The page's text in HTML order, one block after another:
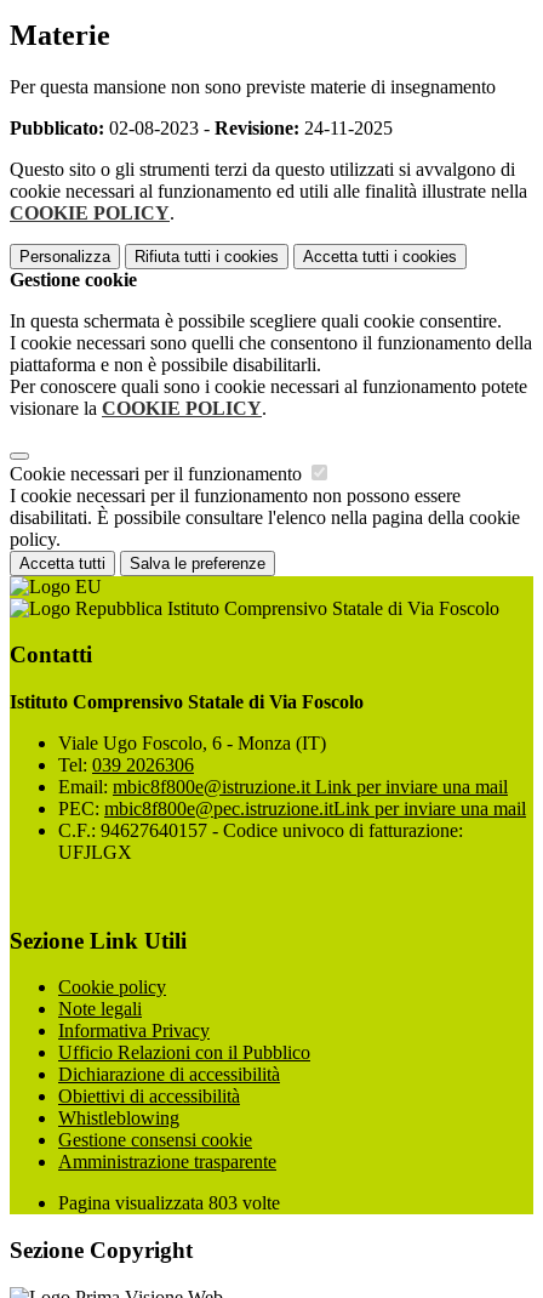
Materie
Per questa mansione non sono previste materie di insegnamento
Pubblicato: 02-08-2023 - Revisione: 24-11-2025
Questo sito o gli strumenti terzi da questo utilizzati si avvalgono di
cookie necessari al funzionamento ed utili alle finalità illustrate nella
COOKIE POLICY.
Personalizza Rifiuta tutti i cookies Accetta tutti i cookies
Gestione cookie
In questa schermata è possibile scegliere quali cookie consentire.
I cookie necessari sono quelli che consentono il funzionamento della
piattaforma e non è possibile disabilitarli.
Per conoscere quali sono i cookie necessari al funzionamento potete
visionare la COOKIE POLICY.
Cookie necessari per il funzionamento
I cookie necessari per il funzionamento non possono essere
disabilitati. È possibile consultare l'elenco nella pagina della cookie
policy.
Accetta tutti Salva le preferenze
Istituto Comprensivo Statale di Via Foscolo
Contatti
Istituto Comprensivo Statale di Via Foscolo
Viale Ugo Foscolo, 6 - Monza (IT)
Tel: 039 2026306
Email: mbic8f800e@istruzione.it Link per inviare una mail
PEC: mbic8f800e@pec.istruzione.itLink per inviare una mail
C.F.: 94627640157 - Codice univoco di fatturazione:
UFJLGX
Sezione Link Utili
Cookie policy
Note legali
Informativa Privacy
Ufficio Relazioni con il Pubblico
Dichiarazione di accessibilità
Obiettivi di accessibilità
Whistleblowing
Gestione consensi cookie
Amministrazione trasparente
Pagina visualizzata 803 volte
Sezione Copyright